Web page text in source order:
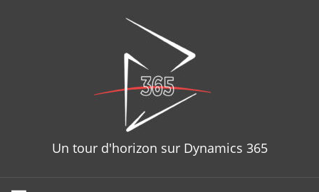
Un tour d'horizon sur Dynamics 365